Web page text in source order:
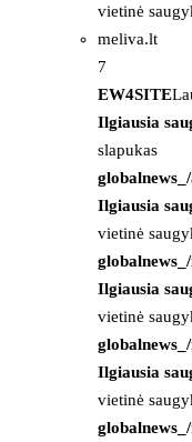
vietinė
meliva.lt
7
EW4SITE
Ilgiausia
slapukas
Ilgiausia
vietinė
Ilgiausia
vietinė
Ilgiausia
vietinė